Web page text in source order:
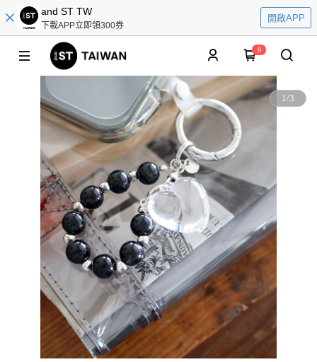
and ST TW
下載APP立即領300券
開啟APP
0
1/3